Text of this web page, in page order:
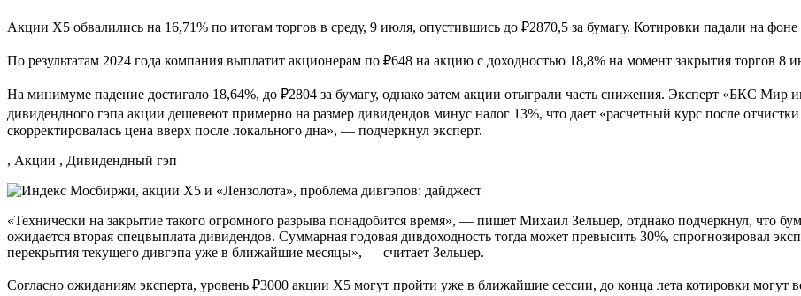
Акции Х5 обвалились на 16,71% по итогам торгов в среду, 9 июля, опустившись до ₽2870,5 за бумагу. Котировки падали на фоне
По результатам 2024 года компания выплатит акционерам по ₽648 на акцию с доходностью 18,8% на момент закрытия торгов 8
На минимуме падение достигало 18,64%, до ₽2804 за бумагу, однако затем акции отыграли часть снижения. Эксперт «БКС Мир
дивидендного гэпа акции дешевеют примерно на размер дивидендов минус налог 13%, что дает «расчетный курс после
скорректировалась цена вверх после локального дна», — подчеркнул эксперт.
, Акции , Дивидендный гэп
«Технически на закрытие такого огромного разрыва понадобится время», — пишет Михаил Зельцер, отднако подчеркнул, что
ожидается вторая спецвыплата дивидендов. Суммарная годовая дивдоходность тогда может превысить 30%, спрогнозировал
перекрытия текущего дивгэпа уже в ближайшие месяцы», — считает Зельцер.
Согласно ожиданиям эксперта, уровень ₽3000 акции X5 могут пройти уже в ближайшие сессии, до конца лета котировки могут